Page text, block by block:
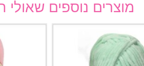
מוצרים נוספים שאולי